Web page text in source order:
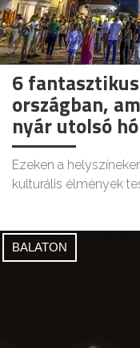
6
országban,
nyár utolsó
Ezeken a
kulturális élmények
BALATON